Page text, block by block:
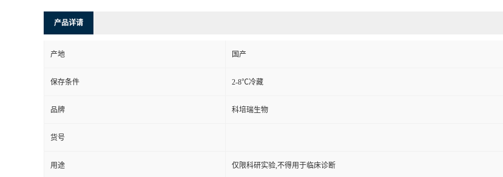
产品详请
产地 国产
保存条件 2-8℃冷藏
品牌 科培瑞生物
货号
用途 仅限科研实验,不得用于临床诊断